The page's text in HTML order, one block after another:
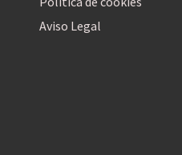
Aviso Legal